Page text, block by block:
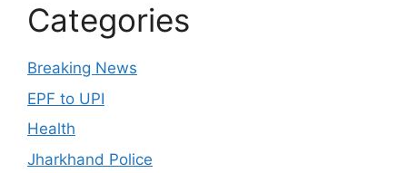
Categories
Breaking News
EPF to UPI
Health
Jharkhand Police